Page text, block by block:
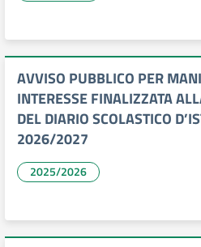
AVVISO PUBBLICO PER
INTERESSE FINALIZZATA
DEL DIARIO SCOLASTICO
2026/2027
2025/2026